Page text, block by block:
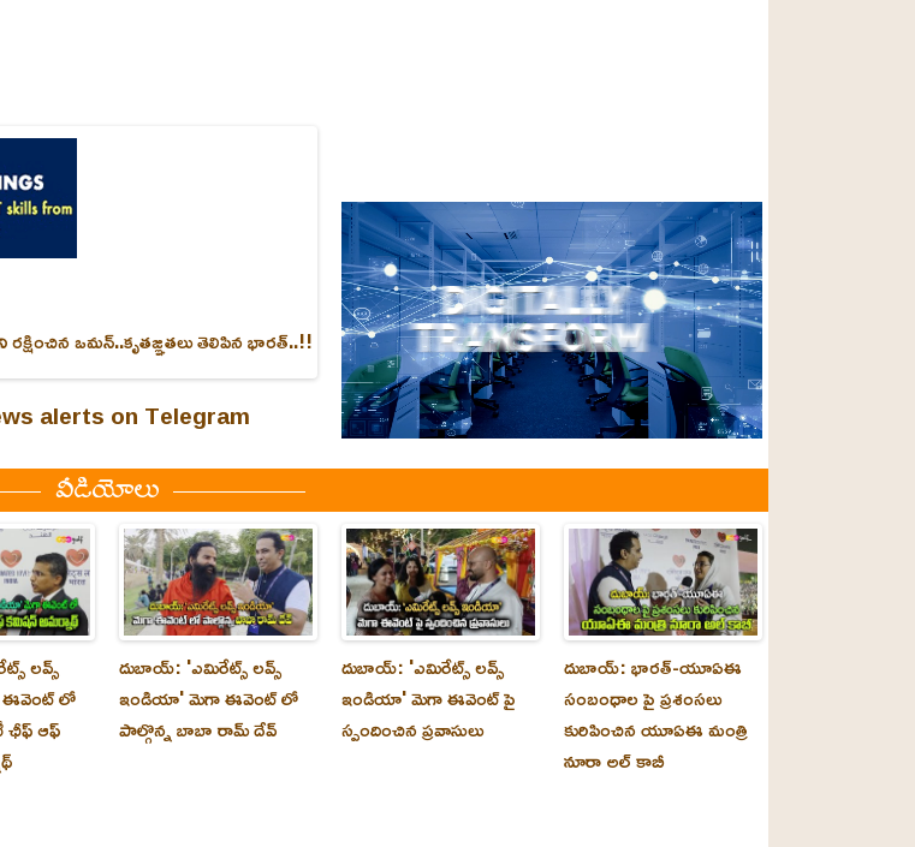
ఒమన్..కృతజ్ఞతలు తెలిపిన భారత్..!!
alerts on Telegram
వీడియోలు
లవ్స్
లో
ఛీఫ్ ఆఫ్
దుబాయ్‌: 'ఎమిరేట్స్ లవ్స్
ఇండియా' మెగా ఈవెంట్ లో
పాల్గొన్న బాబా రామ్ దేవ్
దుబాయ్‌: 'ఎమిరేట్స్ లవ్స్
ఇండియా' మెగా ఈవెంట్ పై
స్పందించిన ప్రవాసులు
దుబాయ్‌: భారత్-యూఏఈ
సంబంధాల పై ప్రశంసలు
కురిపించిన యూఏఈ మంత్రి
నూరా అల్‌ కాబీ